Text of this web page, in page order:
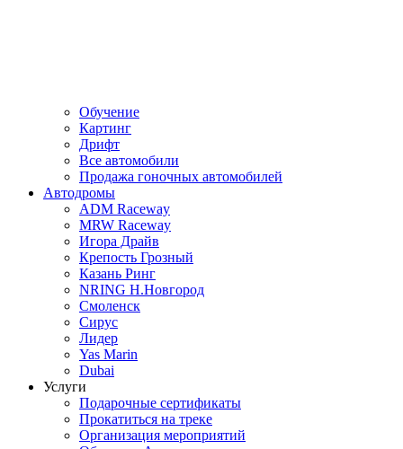
Обучение
Картинг
Дрифт
Все автомобили
Продажа гоночных автомобилей
Автодромы
ADM Raceway
MRW Raceway
Игора Драйв
Крепость Грозный
Казань Ринг
NRING Н.Новгород
Смоленск
Сирус
Лидер
Yas Marin
Dubai
Услуги
Подарочные сертификаты
Прокатиться на треке
Организация мероприятий